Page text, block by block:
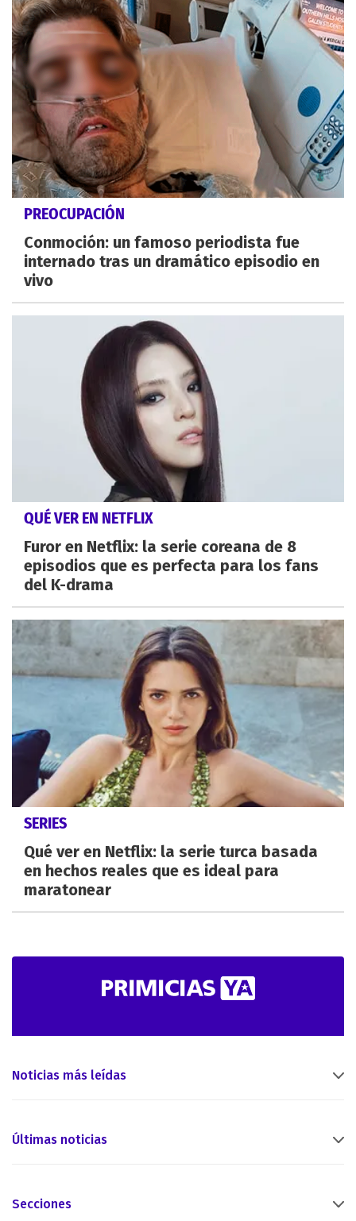
PREOCUPACIÓN
Conmoción: un famoso periodista fue
internado tras un dramático episodio en
vivo
QUÉ VER EN NETFLIX
Furor en Netflix: la serie coreana de 8
episodios que es perfecta para los fans
del K-drama
SERIES
Qué ver en Netflix: la serie turca basada
en hechos reales que es ideal para
maratonear
Noticias más leídas
Últimas noticias
Secciones